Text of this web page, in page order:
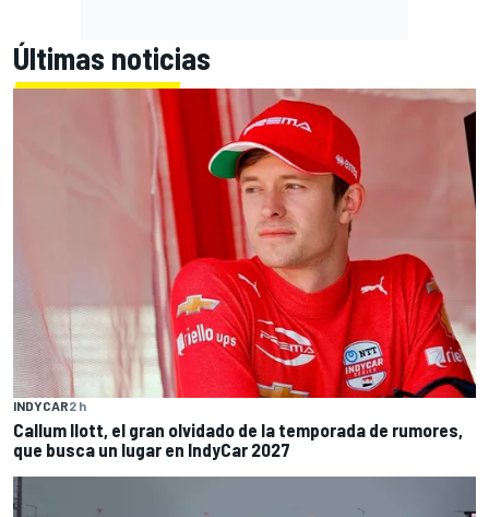
Últimas noticias
INDYCAR2 h
Callum Ilott, el gran olvidado de la temporada de rumores,
que busca un lugar en IndyCar 2027